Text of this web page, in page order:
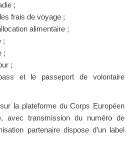
;
frais de voyage ;
alimentaire ;
;
;
;
et le passeport de volontaire
la plateforme du Corps Européen
avec transmission du numéro de
partenaire dispose d’un label